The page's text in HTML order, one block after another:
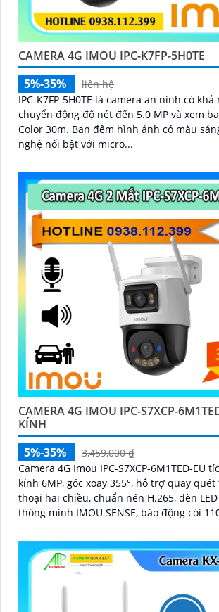
CAMERA 4G IMOU IPC-K7FP-5H0TE
5%-35%
liên hệ
IPC-K7FP-5H0TE là camera an ninh có
chuyển động độ nét đến 5.0 MP và xem
Color 30m. Ban đêm hình ảnh có màu sáng mịn. Công
nghệ nổi bật với micro...
CAMERA 4G IMOU IPC-S7XCP-
KÍNH
5%-35%
3,459,000 ₫
Camera 4G Imou IPC-S7XCP-6M1TED-EU
kính 6MP, góc xoay 355°, hỗ trợ quay
thoại hai chiều, chuẩn nén H.265, đèn
thông minh IMOU SENSE, báo động còi